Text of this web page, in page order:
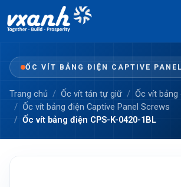
ỐC VÍT BẢNG ĐIỆN CAPTIVE
Trang chủ Ốc vít tán tự giữ
Ốc vít bảng
Ốc vít bảng điện Captive Panel Screws
Ốc vít bảng điện CPS-K-0420-1BL